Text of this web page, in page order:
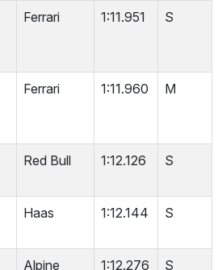
Ferrari 1:11.951 S
Ferrari 1:11.960 M
Red Bull 1:12.126 S
Haas 1:12.144 S
Alpine 1:12.276 S